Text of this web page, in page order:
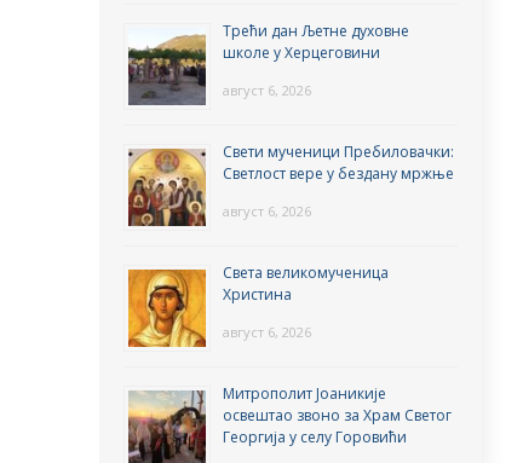
Трећи дан Љетне духовне
школе у Херцеговини
август 6, 2026
Свети мученици Пребиловачки:
Светлост вере у бездану мржње
август 6, 2026
Света великомученица
Христина
август 6, 2026
Митрополит Јоаникије
освештао звоно за Храм Светог
Георгија у селу Горовићи